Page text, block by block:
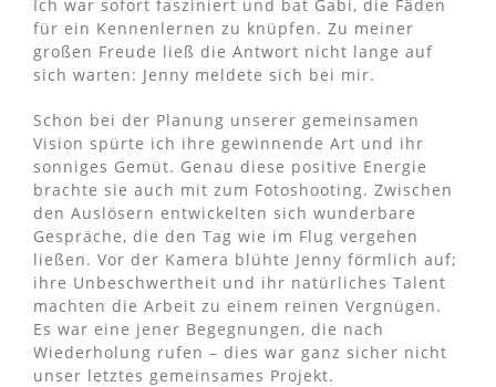
Ich war sofort fasziniert und bat Gabi, die Fäden
für ein Kennenlernen zu knüpfen. Zu meiner
großen Freude ließ die Antwort nicht lange auf
sich warten: Jenny meldete sich bei mir.
Schon bei der Planung unserer gemeinsamen
Vision spürte ich ihre gewinnende Art und ihr
sonniges Gemüt. Genau diese positive Energie
brachte sie auch mit zum Fotoshooting. Zwischen
den Auslösern entwickelten sich wunderbare
Gespräche, die den Tag wie im Flug vergehen
ließen. Vor der Kamera blühte Jenny förmlich auf;
ihre Unbeschwertheit und ihr natürliches Talent
machten die Arbeit zu einem reinen Vergnügen.
Es war eine jener Begegnungen, die nach
Wiederholung rufen – dies war ganz sicher nicht
unser letztes gemeinsames Projekt.